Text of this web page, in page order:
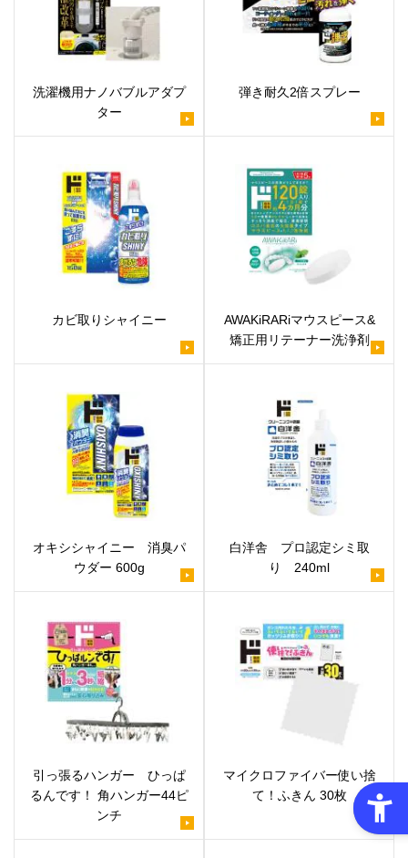
洗濯機用ナノバブルアダプ
ター
弾き耐久2倍スプレー
カビ取りシャイニー
AWAKiRARiマウスピース&
矯正用リテーナー洗浄剤
オキシシャイニー 消臭パ
ウダー 600g
白洋舎 プロ認定シミ取
り 240ml
引っ張るハンガー ひっぱ
るんです！ 角ハンガー44ピ
ンチ
マイクロファイバー使い捨
て！ふきん 30枚